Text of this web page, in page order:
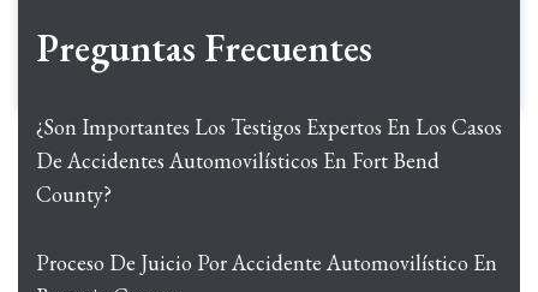
Preguntas Frecuentes
¿Son Importantes Los Testigos Expertos En Los Casos
De Accidentes Automovilísticos En Fort Bend
County?
Proceso De Juicio Por Accidente Automovilístico En